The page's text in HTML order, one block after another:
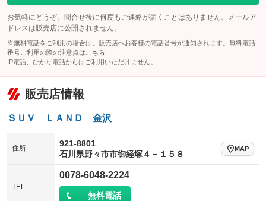
お気軽にどうぞ。問合せ後に何度もご連絡が届くことはありません。メールア
ドレスは販売店に公開されません。
※無料電話をご利用の場合は、販売店へお客様の電話番号が通知されます。無料電話
番号ご利用の際の注意点は こちら
IP電話、ひかり電話からはご利用いただけません。
販売店情報
ＳＵＶ ＬＡＮＤ 金沢
住所
921-8801
石川県野々市市御経塚４－１５８
MAP
TEL
0078-6048-2224
無料電話